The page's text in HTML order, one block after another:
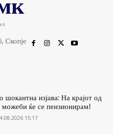
Скопје
шокантна изјава: На крајот од
можеби ќе се пензионирам!
15:17